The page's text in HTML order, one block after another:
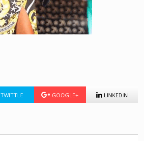
TWITTLE GOOGLE+ LINKEDIN